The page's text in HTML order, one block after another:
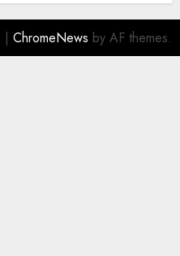
| ChromeNews by AF themes.